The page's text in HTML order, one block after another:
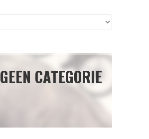
GEEN CATEGORIE